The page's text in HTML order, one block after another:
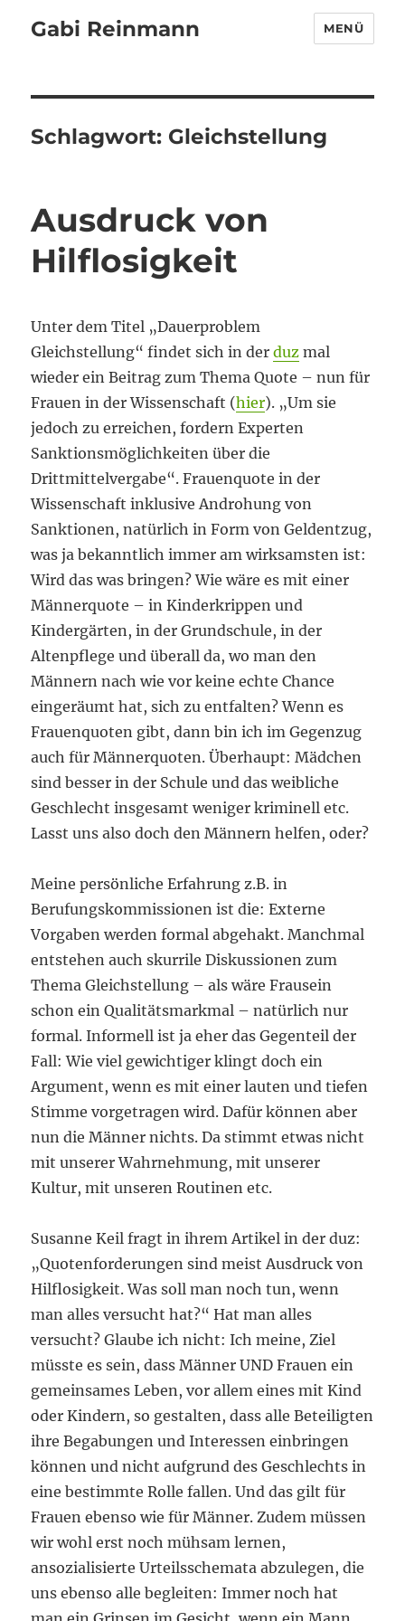
Gabi Reinmann MENÜ
Schlagwort: Gleichstellung
Ausdruck von
Hilflosigkeit
Unter dem Titel „Dauerproblem
Gleichstellung“ findet sich in derduz mal
wieder ein Beitrag zum Thema Quote – nun für
Frauen in der Wissenschaft (hier). „Um sie
jedoch zu erreichen, fordern Experten
Sanktionsmöglichkeiten über die
Drittmittelvergabe“. Frauenquote in der
Wissenschaft inklusive Androhung von
Sanktionen, natürlich in Form von Geldentzug,
was ja bekanntlich immer am wirksamsten ist:
Wird das was bringen? Wie wäre es mit einer
Männerquote – in Kinderkrippen und
Kindergärten, in der Grundschule, in der
Altenpflege und überall da, wo man den
Männern nach wie vor keine echte Chance
eingeräumt hat, sich zu entfalten? Wenn es
Frauenquoten gibt, dann bin ich im Gegenzug
auch für Männerquoten. Überhaupt: Mädchen
sind besser in der Schule und das weibliche
Geschlecht insgesamt weniger kriminell etc.
Lasst uns also doch den Männern helfen, oder?
Meine persönliche Erfahrung z.B. in
Berufungskommissionen ist die: Externe
Vorgaben werden formal abgehakt. Manchmal
entstehen auch skurrile Diskussionen zum
Thema Gleichstellung – als wäre Frausein
schon ein Qualitätsmarkmal – natürlich nur
formal. Informell ist ja eher das Gegenteil der
Fall: Wie viel gewichtiger klingt doch ein
Argument, wenn es mit einer lauten und tiefen
Stimme vorgetragen wird. Dafür können aber
nun die Männer nichts. Da stimmt etwas nicht
mit unserer Wahrnehmung, mit unserer
Kultur, mit unseren Routinen etc.
Susanne Keil fragt in ihrem Artikel in der duz:
„Quotenforderungen sind meist Ausdruck von
Hilflosigkeit. Was soll man noch tun, wenn
man alles versucht hat?“ Hat man alles
versucht? Glaube ich nicht: Ich meine, Ziel
müsste es sein, dass Männer UND Frauen ein
gemeinsames Leben, vor allem eines mit Kind
oder Kindern, so gestalten, dass alle Beteiligten
ihre Begabungen und Interessen einbringen
können und nicht aufgrund des Geschlechts in
eine bestimmte Rolle fallen. Und das gilt für
Frauen ebenso wie für Männer. Zudem müssen
wir wohl erst noch mühsam lernen,
ansozialisierte Urteilsschemata abzulegen, die
uns ebenso alle begleiten: Immer noch hat